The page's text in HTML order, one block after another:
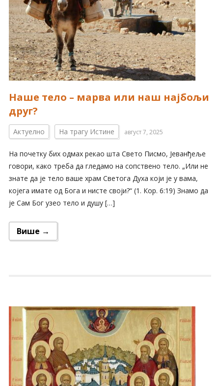
Наше тело – марва или наш најбољи
друг?
Актуелно На трагу Истине август 7, 2025
На почетку бих одмах рекао шта Свето Писмо, Јеванђеље
говори, како треба да гледамо на сопствено тело. „Или не
знате да је тело ваше храм Светога Духа који је у вама,
којега имате од Бога и нисте своји?“ (1. Кор. 6:19) Знамо да
је Сам Бог узео тело и душу […]
Више →